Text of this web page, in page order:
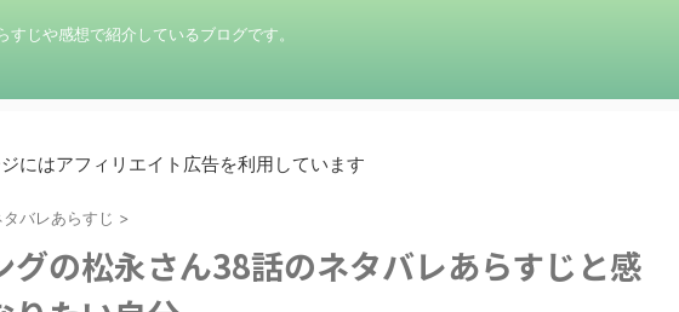
すじや感想で紹介しているブログです。
にはアフィリエイト広告を利用しています
タバレあらすじ >
グの松永さん38話のネタバレあらすじと感